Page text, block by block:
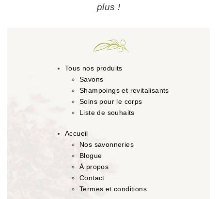
plus !
Tous nos produits
Savons
Shampoings et revitalisants
Soins pour le corps
Liste de souhaits
Accueil
Nos savonneries
Blogue
À propos
Contact
Termes et conditions